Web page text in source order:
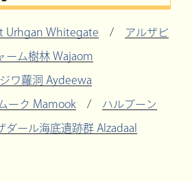
Urhgan Whitegate / アルザビ
ーム樹林 Wajaom
ワ蘿洞 Aydeewa
ーク Mamook / ハルブーン
ダール海底遺跡群 Alzadaal